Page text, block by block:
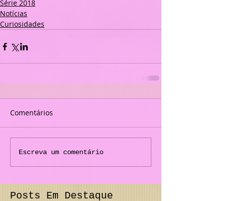
Série 2018
Notícias
Curiosidades
Comentários
Escreva um comentário
Posts Em Destaque